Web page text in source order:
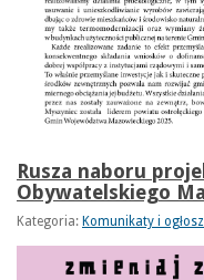
Rusza naboru
Obywatelskiego
Kategoria: Komunikaty i